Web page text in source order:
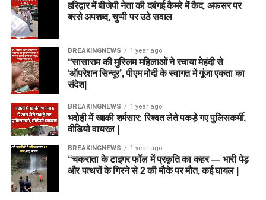
सामान्य वर्ग (General), ओबीसी
(OBC), ईडब्ल्यूएस (EWS)
₹100
जनजाति (ST)
दिव्यांगजन (PwD) और सभी महिला
उम्मीदवार
₹0 (निःशुल्क)
DSSSB Recruitment 2026 के लिए
ऑनलाइन आवेदन कैसे करें?
यदि आप इस भर्ती के लिए योग्य हैं और आवेदन करना चाहते हैं, तो 16 जून
हरिद्वार में बीजेपी नेता की दबंगई कैमरे में कैद, अफसर पर
बरसे अपशब्द, चुप्पी पर उठे सवाल
BREAKINGNEWS 1 year ago
“सासाराम की मुस्लिम महिलाओं ने रचाया मेहंदी से
‘ऑपरेशन सिन्दूर’, पीएम मोदी के स्वागत में गूंजा एकता का
संदेश|
BREAKINGNEWS 1 year ago
भदोही में खाकी शर्मसार: रिश्वत लेते पकड़े गए पुलिसकर्मी,
वीडियो वायरल |
BREAKINGNEWS 1 year ago
“चकराता के टाइगर फॉल में प्रकृति का कहर — भारी पेड़
और पत्थरों के गिरने से 2 की मौके पर मौत, कई घायल |